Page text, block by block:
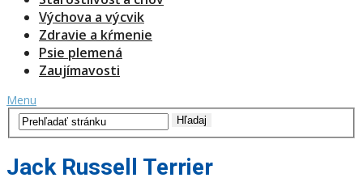
Výchova a výcvik
Zdravie a kŕmenie
Psie plemená
Zaujímavosti
Menu
Jack Russell Terrier